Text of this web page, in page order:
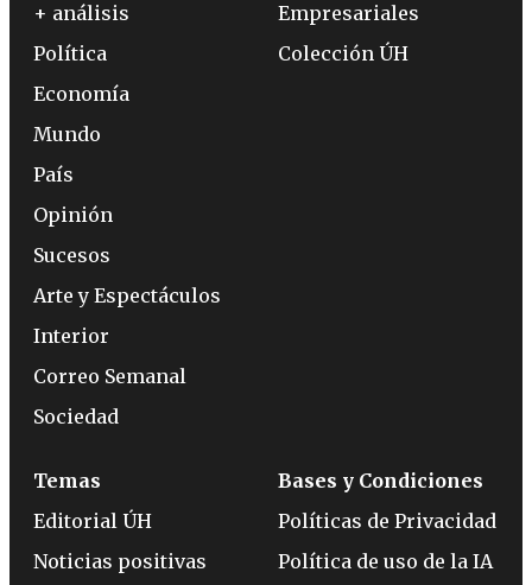
+ análisis
Política
Economía
Mundo
País
Opinión
Sucesos
Arte y Espectáculos
Interior
Correo Semanal
Sociedad
Empresariales
Colección ÚH
Temas
Editorial ÚH
Noticias positivas
Bases y Condiciones
Políticas de Privacidad
Política de uso de la IA